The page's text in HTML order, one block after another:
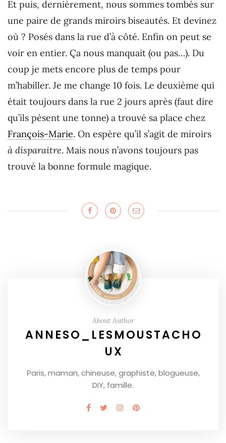
Et puis, dernièrement, nous sommes tombés sur
une paire de grands miroirs biseautés. Et devinez
où ? Posés dans la rue d’à côté. Enfin on peut se
voir en entier. Ça nous manquait (ou pas…). Du
coup je mets encore plus de temps pour
m’habiller. Je me change 10 fois. Le deuxième qui
était toujours dans la rue 2 jours après (faut dire
qu’ils pèsent une tonne) a trouvé sa place chez
François-Marie. On espère qu’il s’agit de miroirs
à disparaitre. Mais nous n’avons toujours pas
trouvé la bonne formule magique.
About Author
ANNESO_LESMOUSTACHO
UX
Paris, maman, chineuse, graphiste, blogueuse,
DIY, famille.